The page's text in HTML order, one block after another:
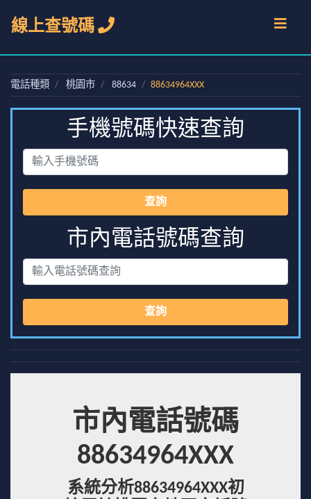
線上查號碼
電話種類 桃園市 88634 88634964XXX
手機號碼快速查詢
查詢
市內電話號碼查詢
查詢
市內電話號碼
88634964XXX
系統分析88634964XXX初